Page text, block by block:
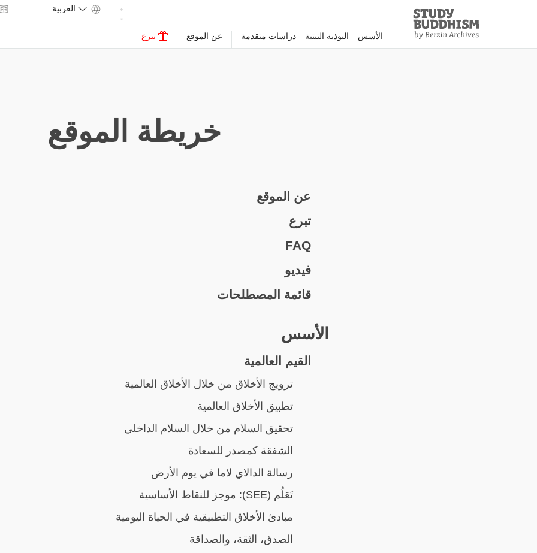
Study
Buddhism
Home
الأسس البوذية التبتية دراسات متقدمة عن الموقع تبرع
خريطة الموقع
عن الموقع
تبرع
FAQ
فيديو
قائمة المصطلحات
الأسس
القيم العالمية
ترويج الأخلاق من خلال الأخلاق العالمية
تطبيق الأخلاق العالمية
تحقيق السلام من خلال السلام الداخلي
الشفقة كمصدر للسعادة
رسالة الدالاي لاما في يوم الأرض
تَعَلُم (SEE): موجز للنقاط الأساسية
مبادئ الأخلاق التطبيقية في الحياة اليومية
الصدق، الثقة، والصداقة